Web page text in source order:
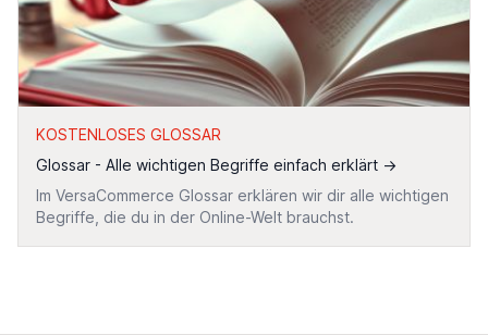
KOSTENLOSES GLOSSAR
Glossar - Alle wichtigen Begriffe einfach erklärt →
Im VersaCommerce Glossar erklären wir dir alle wichtigen
Begriffe, die du in der Online-Welt brauchst.